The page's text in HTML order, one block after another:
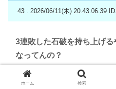
43 : 2026/06/11(木) 20:43:06.39
3連敗した石破を持ち上げ
なってんの？
ホーム 検索